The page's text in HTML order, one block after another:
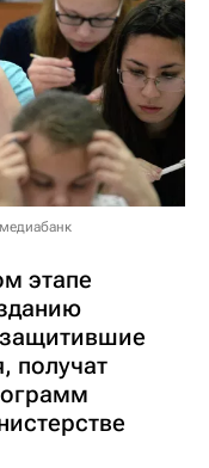
этапе
получат